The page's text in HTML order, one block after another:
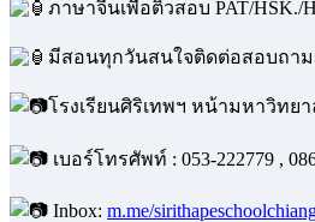
ภาษาจีนเพื่อติวสอบ PAT/HSK./
มีสอนทุกวันสนใจติดต่อสอบถาม
โรงเรียนศิริเทพฯ หน้ามหาวิทยา
เบอร์โทรศัพท์ : 053-222779 ,
Inbox: m.me/